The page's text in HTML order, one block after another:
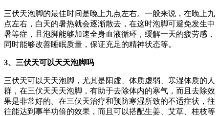
三伏天泡脚的最佳时间是晚上九点左右。一般来说，在晚上九
点左右，白天的暑热就会逐渐散去，在这时泡脚可避免发生中
暑等症，且泡脚能够加速全身血液循环，缓解一天的疲劳感，
同时能够改善睡眠质量，保证充足的精神状态等。
3、三伏天可以天天泡脚吗
三伏天可以天天泡脚，尤其是阳虚、体质虚弱、寒湿体质的人
群，在三伏天天天泡脚，有助于去除体内的寒气，而且去除效
果是非常好的。在三伏天治疗和预防寒湿所致的不适症状，往
往能达到事半功倍的效果，而且可以搭配生姜、艾草、桂枝等